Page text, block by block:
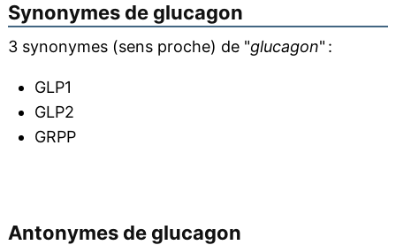
Synonymes de glucagon
3 synonymes (sens proche) de "glucagon" :
GLP1
GLP2
GRPP
Antonymes de glucagon